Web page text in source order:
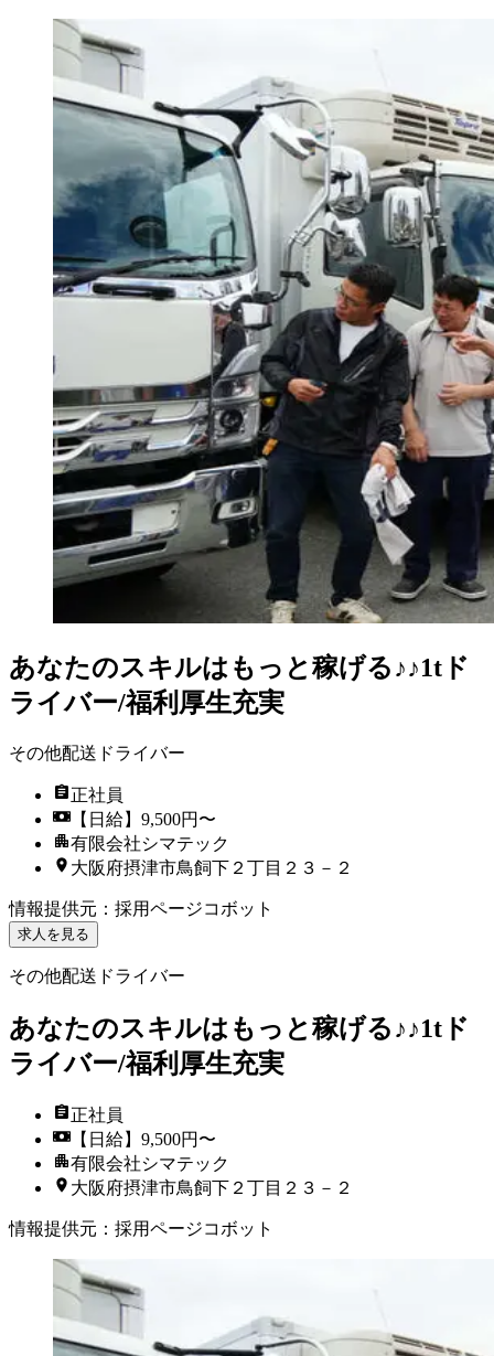
あなたのスキルはもっと稼げる♪♪1tド
ライバー/福利厚生充実
その他配送ドライバー
正社員
【日給】9,500円〜
有限会社シマテック
大阪府摂津市鳥飼下２丁目２３－２
情報提供元 ： 採用ページコボット
求人を見る
その他配送ドライバー
あなたのスキルはもっと稼げる♪♪1tド
ライバー/福利厚生充実
正社員
【日給】9,500円〜
有限会社シマテック
大阪府摂津市鳥飼下２丁目２３－２
情報提供元 ： 採用ページコボット